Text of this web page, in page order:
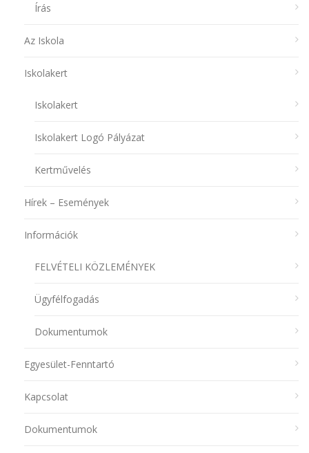
Írás
Az Iskola
Iskolakert
Iskolakert
Iskolakert Logó Pályázat
Kertművelés
Hírek – Események
Információk
FELVÉTELI KÖZLEMÉNYEK
Ügyfélfogadás
Dokumentumok
Egyesület-Fenntartó
Kapcsolat
Dokumentumok